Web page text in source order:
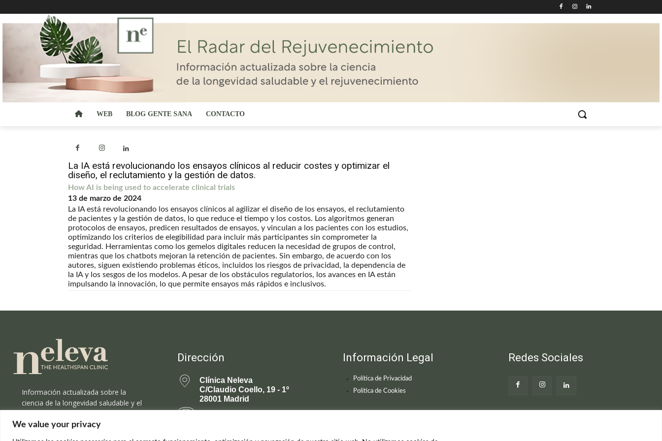
We value your privacy
WEB BLOG GENTE SANA CONTACTO
La IA está revolucionando los ensayos clínicos al reducir costes y optimizar el
diseño, el reclutamiento y la gestión de datos.
How AI is being used to accelerate clinical trials
13 de marzo de 2024
La IA está revolucionando los ensayos clínicos al agilizar el diseño de los ensayos, el reclutamiento
de pacientes y la gestión de datos, lo que reduce el tiempo y los costos. Los algoritmos generan
protocolos de ensayos, predicen resultados de ensayos, y vinculan a los pacientes con los estudios,
optimizando los criterios de elegibilidad para incluir más participantes sin comprometer la
seguridad. Herramientas como los gemelos digitales reducen la necesidad de grupos de control,
mientras que los chatbots mejoran la retención de pacientes. Sin embargo, de acuerdo con los
autores, siguen existiendo problemas éticos, incluidos los riesgos de privacidad, la dependencia de
la IA y los sesgos de los modelos. A pesar de los obstáculos regulatorios, los avances en IA están
impulsando la innovación, lo que permite ensayos más rápidos e inclusivos.
Información actualizada sobre la
ciencia de la longevidad saludable y el
Dirección
Clínica Neleva
C/Claudio Coello, 19 - 1º
28001 Madrid
Información Legal
Política de Privacidad
Política de Cookies
Redes Sociales